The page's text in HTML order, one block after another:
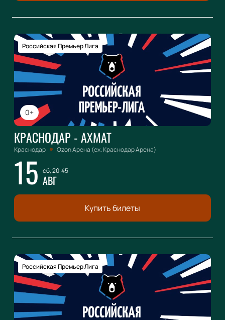
0+
Российская Премьер Лига
КРАСНОДАР - АХМАТ
Краснодар Ozon Арена (ex. Краснодар Арена)
15 сб, 20:45
АВГ
Купить билеты
Российская Премьер Лига